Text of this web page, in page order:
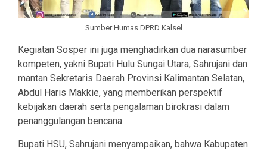
Sumber Humas DPRD Kalsel
Kegiatan Sosper ini juga menghadirkan dua narasumber
kompeten, yakni Bupati Hulu Sungai Utara, Sahrujani dan
mantan Sekretaris Daerah Provinsi Kalimantan Selatan,
Abdul Haris Makkie, yang memberikan perspektif
kebijakan daerah serta pengalaman birokrasi dalam
penanggulangan bencana.
Bupati HSU, Sahrujani menyampaikan, bahwa Kabupaten